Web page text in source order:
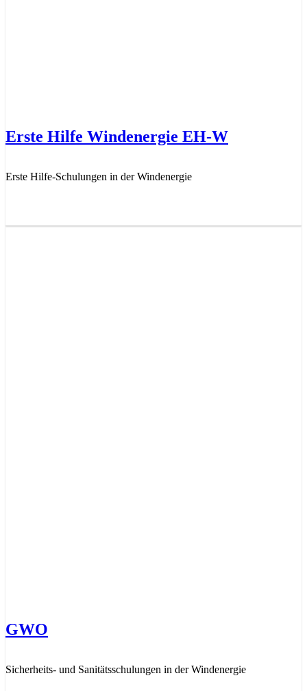
Erste Hilfe Windenergie EH-W
Erste Hilfe-Schulungen in der Windenergie
GWO
Sicherheits- und Sanitätsschulungen in der Windenergie